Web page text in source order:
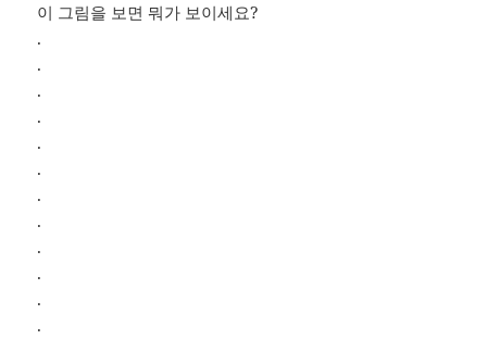
이 그림을 보면 뭐가 보이세요?
.
.
.
.
.
.
.
.
.
.
.
.